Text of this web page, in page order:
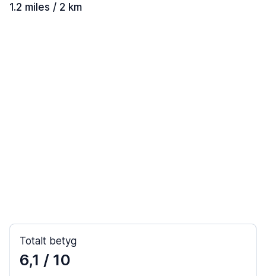
1.2 miles / 2 km
Totalt betyg
6,1 / 10